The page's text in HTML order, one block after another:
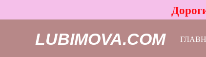
LUBIMOVA.COM